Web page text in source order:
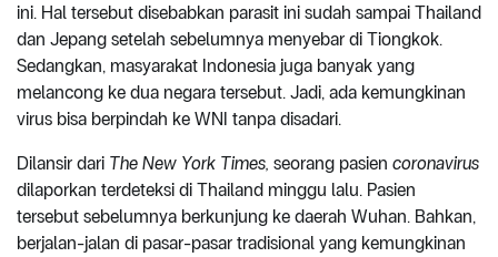
ini. Hal tersebut disebabkan parasit ini sudah sampai Thailand
dan Jepang setelah sebelumnya menyebar di Tiongkok.
Sedangkan, masyarakat Indonesia juga banyak yang
melancong ke dua negara tersebut. Jadi, ada kemungkinan
virus bisa berpindah ke WNI tanpa disadari.
Dilansir dari The New York Times, seorang pasien coronavirus
dilaporkan terdeteksi di Thailand minggu lalu. Pasien
tersebut sebelumnya berkunjung ke daerah Wuhan. Bahkan,
berjalan-jalan di pasar-pasar tradisional yang kemungkinan